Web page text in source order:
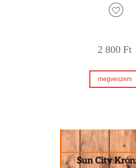
2 800Ft
megveszem